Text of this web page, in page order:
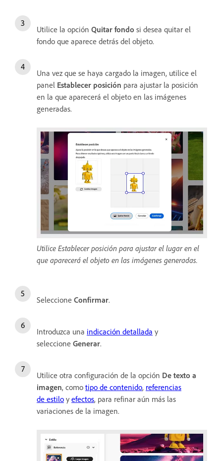
Utilice la opción Quitar fondo si desea quitar el
fondo que aparece detrás del objeto.
Una vez que se haya cargado la imagen, utilice el
panel Establecer posición para ajustar la posición
en la que aparecerá el objeto en las imágenes
generadas.
Utilice Establecer posición para ajustar el lugar en el
que aparecerá el objeto en las imágenes generadas.
Seleccione Confirmar.
Introduzca una indicación detallada y
seleccione Generar.
Utilice otra configuración de la opción De texto a
imagen, como tipo de contenido, referencias
de estilo y efectos, para refinar aún más las
variaciones de la imagen.